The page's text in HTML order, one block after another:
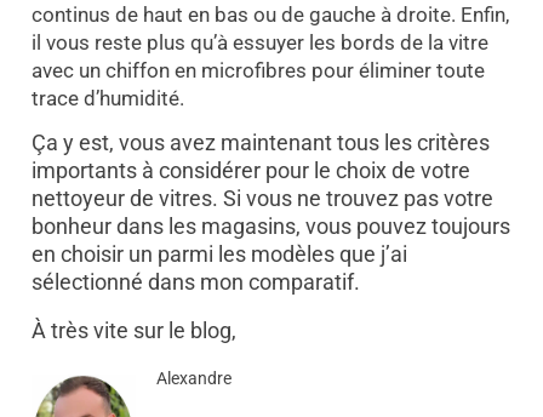
continus de haut en bas ou de gauche à droite. Enfin,
il vous reste plus qu’à essuyer les bords de la vitre
avec un chiffon en microfibres pour éliminer toute
trace d’humidité.
Ça y est, vous avez maintenant tous les critères
importants à considérer pour le choix de votre
nettoyeur de vitres. Si vous ne trouvez pas votre
bonheur dans les magasins, vous pouvez toujours
en choisir un parmi les modèles que j’ai
sélectionné dans mon comparatif.
À très vite sur le blog,
Alexandre